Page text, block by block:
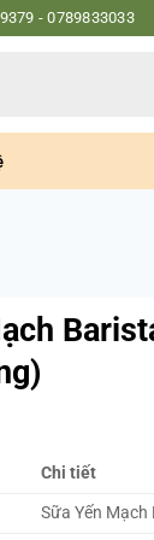
- 0789833033
Chi tiết
Sữa Yến